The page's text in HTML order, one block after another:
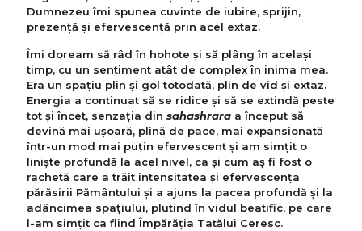
Dumnezeu îmi spunea cuvinte de iubire, sprijin,
prezență și efervescență prin acel extaz.
Îmi doream să râd în hohote și să plâng în același
timp, cu un sentiment atât de complex în inima mea.
Era un spațiu plin și gol totodată, plin de vid și extaz.
Energia a continuat să se ridice și să se extindă peste
tot și încet, senzația din sahashrara a început să
devină mai ușoară, plină de pace, mai expansionată
într-un mod mai puțin efervescent și am simțit o
liniște profundă la acel nivel, ca și cum aș fi fost o
rachetă care a trăit intensitatea și efervescența
părăsirii Pământului și a ajuns la pacea profundă și la
adâncimea spațiului, plutind în vidul beatific, pe care
l-am simțit ca fiind Împărăția Tatălui Ceresc.